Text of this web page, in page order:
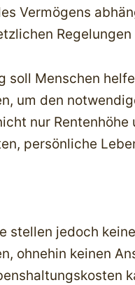
Vermögens
soll Menschen
um den
nur
persönliche
stellen jedoch
ohnehin keinen